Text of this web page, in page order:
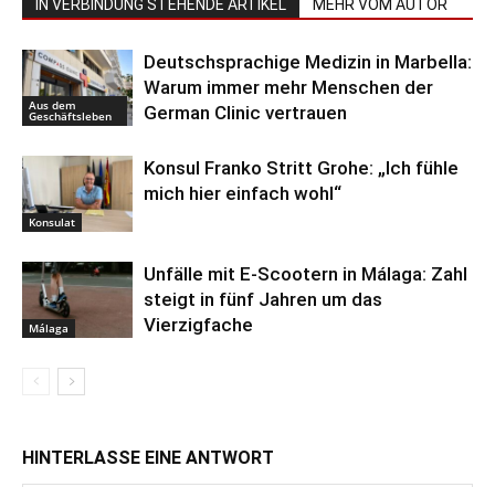
IN VERBINDUNG STEHENDE ARTIKEL MEHR VOM AUTOR
Aus dem
Geschäftsleben
Deutschsprachige Medizin in Marbella:
Warum immer mehr Menschen der
German Clinic vertrauen
Konsulat
Konsul Franko Stritt Grohe: „Ich fühle
mich hier einfach wohl“
Málaga
Unfälle mit E-Scootern in Málaga: Zahl
steigt in fünf Jahren um das
Vierzigfache
HINTERLASSE EINE ANTWORT